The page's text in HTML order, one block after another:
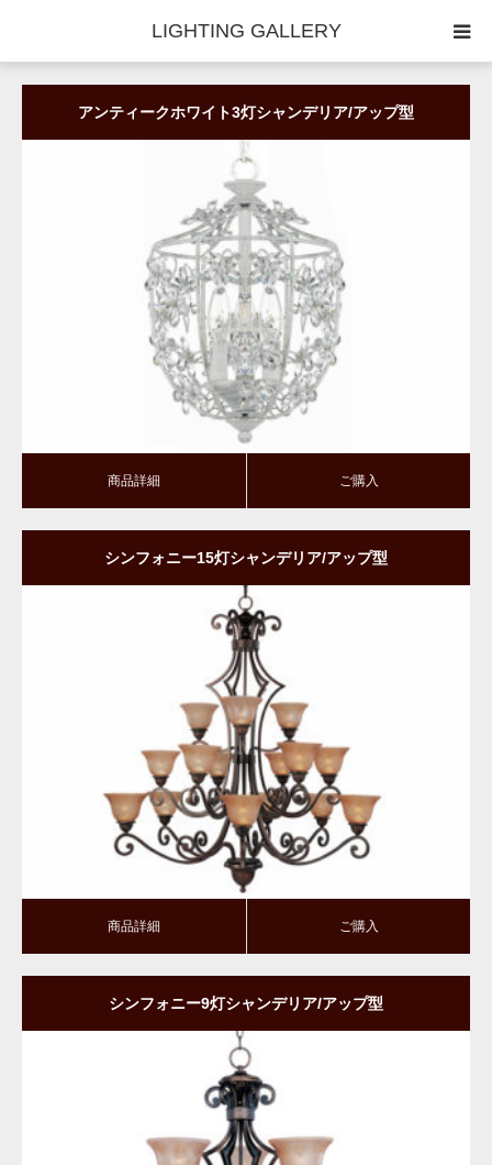
LIGHTING GALLERY
アンティークホワイト3灯シャンデリア/アップ型
ご購入
商品詳細 ご購入
シンフォニー15灯シャンデリア/アップ型
ご購入
商品詳細 ご購入
シンフォニー9灯シャンデリア/アップ型